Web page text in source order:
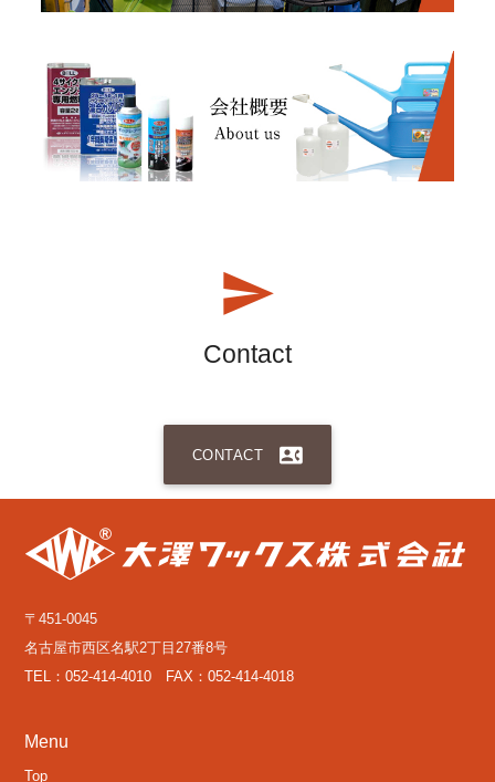
Contact
contact_phone
CONTACT
〒451-0045
名古屋市西区名駅2丁目27番8号
TEL：052-414-4010 FAX：052-414-4018
Menu
Top